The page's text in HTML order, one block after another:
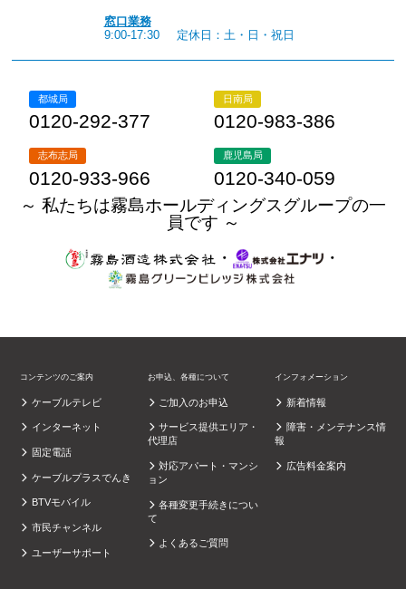
窓口業務
9:00-17:30
定休日：土・日・祝日
都城局
0120-292-377
日南局
0120-983-386
志布志局
0120-933-966
鹿児島局
0120-340-059
～ 私たちは霧島ホールディングスグループの一
員です ～
・
・
コンテンツのご案内
ケーブルテレビ
インターネット
固定電話
ケーブルプラスでんき
BTVモバイル
市民チャンネル
ユーザーサポート
お申込、各種について
ご加入のお申込
サービス提供エリア・
代理店
対応アパート・マンシ
ョン
各種変更手続きについ
て
よくあるご質問
インフォメーション
新着情報
障害・メンテナンス情
報
広告料金案内